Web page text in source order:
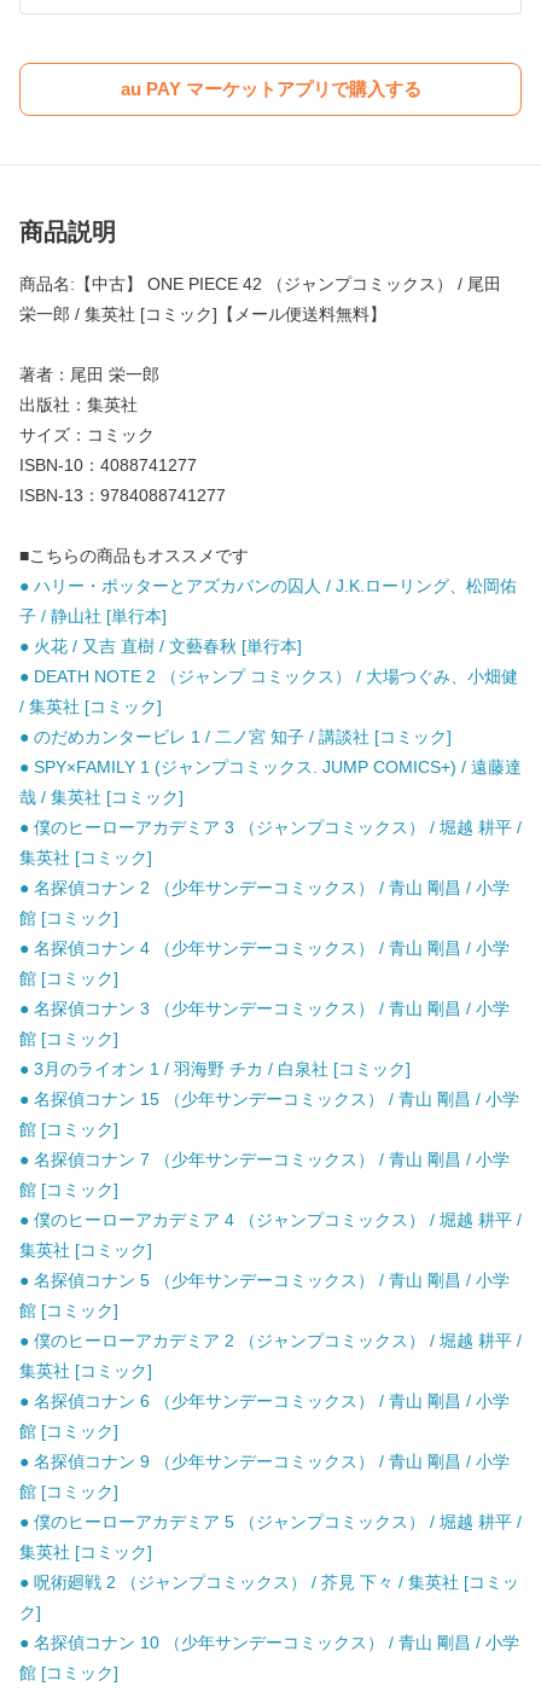
au PAY マーケットアプリで購入する
商品説明
商品名:【中古】 ONE PIECE 42 （ジャンプコミックス） / 尾田
栄一郎 / 集英社 [コミック]【メール便送料無料】
著者：尾田 栄一郎
出版社：集英社
サイズ：コミック
ISBN-10：4088741277
ISBN-13：9784088741277
■こちらの商品もオススメです
● ハリー・ポッターとアズカバンの囚人 / J.K.ローリング、松岡佑
子 / 静山社 [単行本]
● 火花 / 又吉 直樹 / 文藝春秋 [単行本]
● DEATH NOTE 2 （ジャンプ コミックス） / 大場つぐみ、小畑健
/ 集英社 [コミック]
● のだめカンタービレ 1 / 二ノ宮 知子 / 講談社 [コミック]
● SPY×FAMILY 1 (ジャンプコミックス. JUMP COMICS+) / 遠藤達
哉 / 集英社 [コミック]
● 僕のヒーローアカデミア 3 （ジャンプコミックス） / 堀越 耕平 /
集英社 [コミック]
● 名探偵コナン 2 （少年サンデーコミックス） / 青山 剛昌 / 小学
館 [コミック]
● 名探偵コナン 4 （少年サンデーコミックス） / 青山 剛昌 / 小学
館 [コミック]
● 名探偵コナン 3 （少年サンデーコミックス） / 青山 剛昌 / 小学
館 [コミック]
● 3月のライオン 1 / 羽海野 チカ / 白泉社 [コミック]
● 名探偵コナン 15 （少年サンデーコミックス） / 青山 剛昌 / 小学
館 [コミック]
● 名探偵コナン 7 （少年サンデーコミックス） / 青山 剛昌 / 小学
館 [コミック]
● 僕のヒーローアカデミア 4 （ジャンプコミックス） / 堀越 耕平 /
集英社 [コミック]
● 名探偵コナン 5 （少年サンデーコミックス） / 青山 剛昌 / 小学
館 [コミック]
● 僕のヒーローアカデミア 2 （ジャンプコミックス） / 堀越 耕平 /
集英社 [コミック]
● 名探偵コナン 6 （少年サンデーコミックス） / 青山 剛昌 / 小学
館 [コミック]
● 名探偵コナン 9 （少年サンデーコミックス） / 青山 剛昌 / 小学
館 [コミック]
● 僕のヒーローアカデミア 5 （ジャンプコミックス） / 堀越 耕平 /
集英社 [コミック]
● 呪術廻戦 2 （ジャンプコミックス） / 芥見 下々 / 集英社 [コミッ
ク]
● 名探偵コナン 10 （少年サンデーコミックス） / 青山 剛昌 / 小学
館 [コミック]